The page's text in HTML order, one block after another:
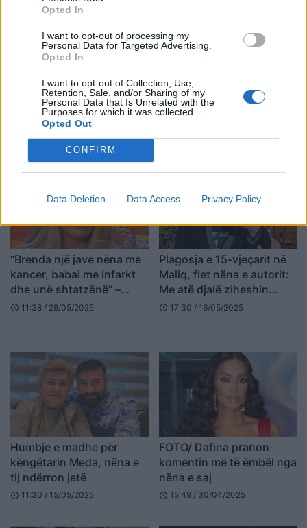
Opted In
I want to opt-out of processing my
Personal Data for Targeted Advertising.
Opted In
I want to opt-out of Collection, Use,
Retention, Sale, and/or Sharing of my
Personal Data that Is Unrelated with the
Purposes for which it was collected.
Opted Out
CONFIRM
Data Deletion Data Access Privacy Policy
Nëna e Martin Canit mes
lotësh: Familja e autorit
s’na ka kërkuar falje, kam
humbur sensin e jetës
Skandal në Ministrinë e
Infrastrukturës:
Arrestohet nëna e Ghetto
“Brenda një jave nëna me
kancer, babai me infarkt
dhe unë shtatzënë” –
Tuna rrëfen periudhën më
schedule 11:38 / 28/05/2025
Plagosja e 15-vjeçarit në
Maliq, flet nëna e autorit:
Me atë djalë ziheshin
shumë, ai e tallte
schedule 17:30 / 16/05/2025
Humbje e madhe për
këngëtarin Meda, nëna e
tij ndërron jetë
schedule 11:30 / 15/05/2025
FOTO/ Dafina pranon
komentin më të ëmbël nga
nëna e saj
schedule 15:49 / 30/04/2025